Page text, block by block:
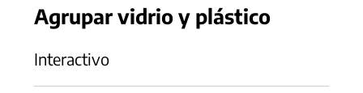
Agrupar vidrio y plástico
Interactivo